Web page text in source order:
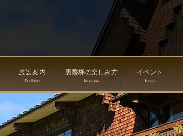
施設案 内
Facilities
裏磐梯の楽しみ方
Enjoying
イベント
Event